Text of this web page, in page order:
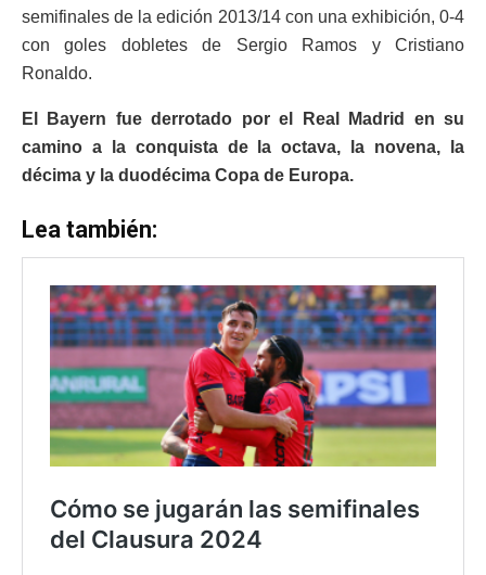
semifinales de la edición 2013/14 con una exhibición, 0-4
con goles dobletes de Sergio Ramos y Cristiano
Ronaldo.
El Bayern fue derrotado por el Real Madrid en su
camino a la conquista de la octava, la novena, la
décima y la duodécima Copa de Europa.
Lea también: